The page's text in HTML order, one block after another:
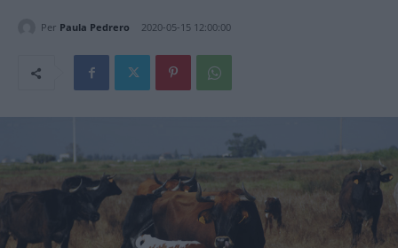
Per Paula Pedrero 2020-05-15 12:00:00